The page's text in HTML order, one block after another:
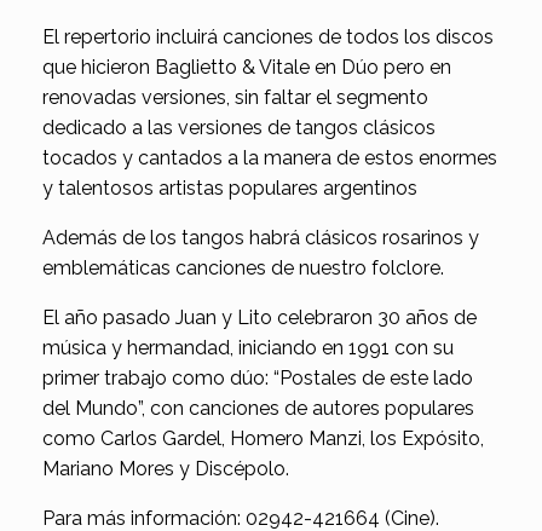
El repertorio incluirá canciones de todos los discos
que hicieron Baglietto & Vitale en Dúo pero en
renovadas versiones, sin faltar el segmento
dedicado a las versiones de tangos clásicos
tocados y cantados a la manera de estos enormes
y talentosos artistas populares argentinos
Además de los tangos habrá clásicos rosarinos y
emblemáticas canciones de nuestro folclore.
El año pasado Juan y Lito celebraron 30 años de
música y hermandad, iniciando en 1991 con su
primer trabajo como dúo: “Postales de este lado
del Mundo”, con canciones de autores populares
como Carlos Gardel, Homero Manzi, los Expósito,
Mariano Mores y Discépolo.
Para más información: 02942-421664 (Cine).